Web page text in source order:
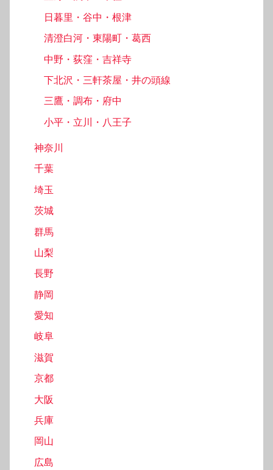
日暮里・谷中・根津
清澄白河・東陽町・葛西
中野・荻窪・吉祥寺
下北沢・三軒茶屋・井の頭線
三鷹・調布・府中
小平・立川・八王子
神奈川
千葉
埼玉
茨城
群馬
山梨
長野
静岡
愛知
岐阜
滋賀
京都
大阪
兵庫
岡山
広島